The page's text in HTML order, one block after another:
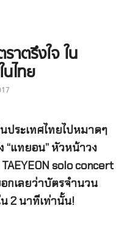
าตรึงใจ ใน
ไทย
ประเทศไทยไปหมาดๆ
“แทยอน” หัวหน้าวง
TAEYEON solo concert
อกเลยว่าบัตรจำนวน
2 นาทีเท่านั้น!